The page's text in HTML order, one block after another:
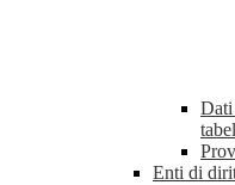
Dati
Enti di